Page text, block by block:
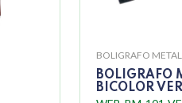
BOLIGRAFO
BOLIGRAFO
BICOLOR